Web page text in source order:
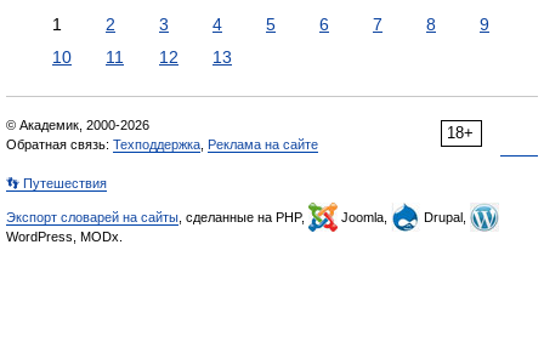
1 2 3 4 5 6 7 8
9
10
11 12 13
18+
© Академик, 2000-2026
Обратная связь: Техподдержка Реклама на сайте
👣 Путешествия
Экспорт словарей на сайты , сделанные на PHP, Joomla,
Drupal,
WordPress, MODx.